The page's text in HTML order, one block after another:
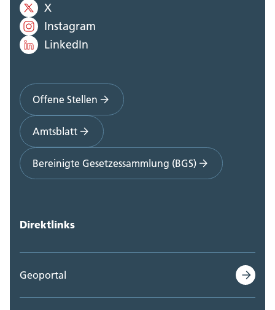
X
Instagram
LinkedIn
Offene Stellen
Amtsblatt
Bereinigte Gesetzessammlung (BGS)
Direktlinks
Geoportal